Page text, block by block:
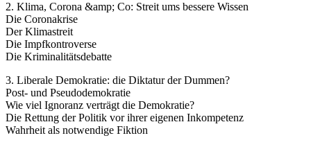
2. Klima, Corona &amp; Co: Streit ums bessere Wissen
Die Coronakrise
Der Klimastreit
Die Impfkontroverse
Die Kriminalitätsdebatte
3. Liberale Demokratie: die Diktatur der Dummen?
Post- und Pseudodemokratie
Wie viel Ignoranz verträgt die Demokratie?
Die Rettung der Politik vor ihrer eigenen Inkompetenz
Wahrheit als notwendige Fiktion